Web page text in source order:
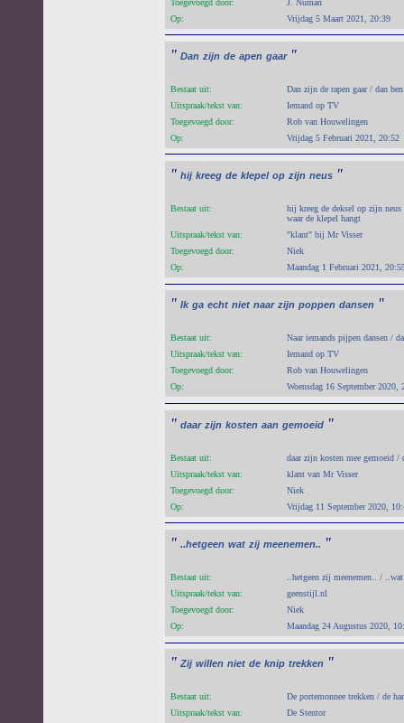
Op:
Vrijdag 5 Maart 2021, 20:39
" Dan zijn de apen gaar "
Bestaat uit:
Dan zijn de rapen gaar / dan
Uitspraak/tekst van:
Iemand op TV
Toegevoegd door:
Rob van Houwelingen
Op:
Vrijdag 5 Februari 2021, 20:52
" hij kreeg de klepel op zijn neus "
Bestaat uit:
hij kreeg de deksel op zijn
waar de klepel hangt
Uitspraak/tekst van:
"klant" bij Mr Visser
Toegevoegd door:
Niek
Op:
Maandag 1 Februari 2021,
" Ik ga echt niet naar zijn poppen dansen "
Bestaat uit:
Naar iemands pijpen dansen /
Uitspraak/tekst van:
Iemand op TV
Toegevoegd door:
Rob van Houwelingen
Op:
Woensdag 16 September 2020,
" daar zijn kosten aan gemoeid "
Bestaat uit:
daar zijn kosten mee gemoeid /
Uitspraak/tekst van:
klant van Mr Visser
Toegevoegd door:
Niek
Op:
Vrijdag 11 September 2020,
" ..hetgeen wat zij meenemen.. "
Bestaat uit:
..hetgeen zij meenemen.. /
Uitspraak/tekst van:
geenstijl.nl
Toegevoegd door:
Niek
Op:
Maandag 24 Augustus 2020,
" Zij willen niet de knip trekken "
Bestaat uit:
De portemonnee trekken / de
Uitspraak/tekst van:
De Stentor